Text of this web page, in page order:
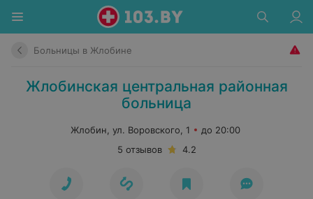
Больницы в Жлобине
Жлобинская центральная районная
больница
Жлобин, ул. Воровского, 1
до 20:00
5 отзывов
4.2